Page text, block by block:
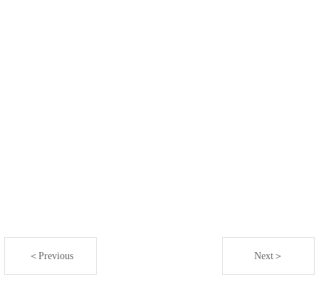
＜Previous Next＞